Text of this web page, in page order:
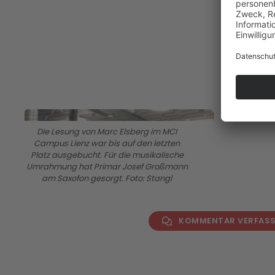
Die Lesung von Marc Elsberg im MCI
Campus Lienz war bis auf den letzten
Platz ausgebucht. Für die musikalische
Umrahmung hat Primar Josef Großmann
am Saxofon gesorgt. Foto: Stangl
KOMMENTAR